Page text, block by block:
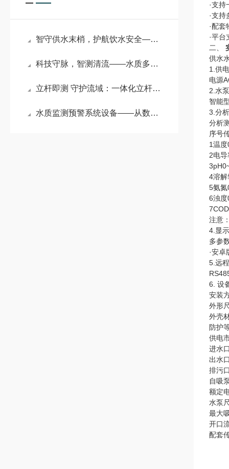
智守供水末梢，护航饮水安全——二次供水水质在线监测仪详解
科技守脉，智测清流——水质多参数在线自动监测站的生态力量
立杆即测 守护流域：一体化立杆河流水质监测站的实战赋能
水质监测预警系统设备——从数据到预警：水质监测系统的守护之道
·支
·支
·配
·平
二、
供水
1.供
电源
2.水
智能
3.分
分析
序号
1温
2电
4溶
5氨
6浊
注意
4.显
多参
·安
5.远
6. 设
安装
外形
外壳
防护
供电
进水
出水
排污
自吸
额定
水泵
最大
开口
配套